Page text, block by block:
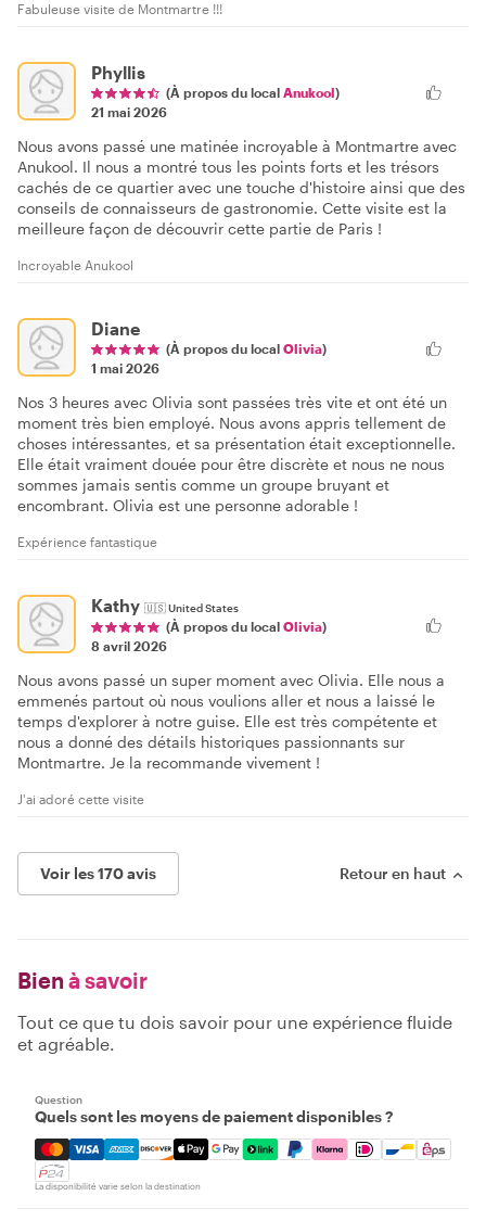
Fabuleuse visite de Montmartre !!!
Phyllis
(À propos du local Anukool)
21 mai 2026
Nous avons passé une matinée incroyable à Montmartre avec
Anukool. Il nous a montré tous les points forts et les trésors
cachés de ce quartier avec une touche d'histoire ainsi que des
conseils de connaisseurs de gastronomie. Cette visite est la
meilleure façon de découvrir cette partie de Paris !
Incroyable Anukool
Diane
(À propos du local Olivia)
1 mai 2026
Nos 3 heures avec Olivia sont passées très vite et ont été un
moment très bien employé. Nous avons appris tellement de
choses intéressantes, et sa présentation était exceptionnelle.
Elle était vraiment douée pour être discrète et nous ne nous
sommes jamais sentis comme un groupe bruyant et
encombrant. Olivia est une personne adorable !
Expérience fantastique
Kathy 🇺🇸United States
(À propos du local Olivia)
8 avril 2026
Nous avons passé un super moment avec Olivia. Elle nous a
emmenés partout où nous voulions aller et nous a laissé le
temps d'explorer à notre guise. Elle est très compétente et
nous a donné des détails historiques passionnants sur
Montmartre. Je la recommande vivement !
J'ai adoré cette visite
Voir les 170 avis Retour en haut
Bien à savoir
Tout ce que tu dois savoir pour une expérience fluide
et agréable.
Question
Quels sont les moyens de paiement disponibles ?
Mastercard, Visa, Amex, Discover, Apple Pay, Google
La disponibilité varie selon la destination